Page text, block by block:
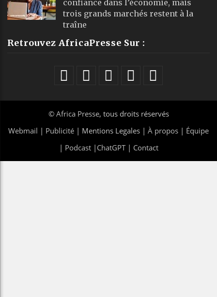
confiance dans l’économie, mais
trois grands marchés restent à la
traîne
Retrouvez AfricaPresse Sur :
© Africa Presse, tous droits réservés
Webmail | Publicité | Mentions Legales | À propos | Équipe
| Podcast| ChatGPT| Contact